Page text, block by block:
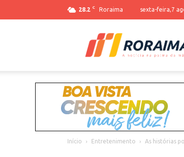
28.2 C Roraima sexta-feira,7
Início Entretenimento As histórias